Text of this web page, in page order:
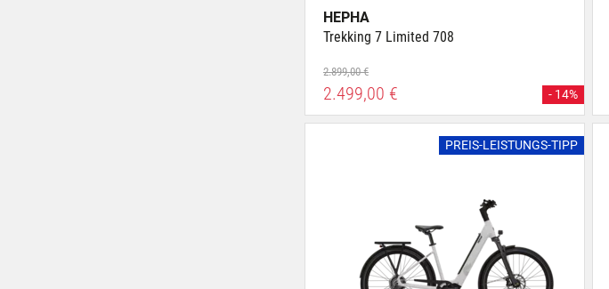
HEPHA
Trekking 7 Limited 708
2.899,00 €
2.499,00 € - 14%
PREIS-LEISTUNGS-TIPP